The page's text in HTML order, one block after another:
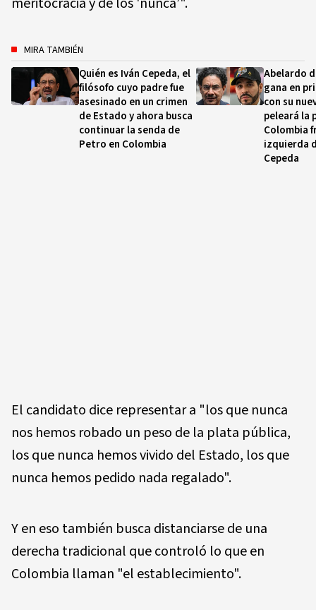
MIRA TAMBIÉN
Quién es Iván Cepeda, el
filósofo cuyo padre fue
asesinado en un crimen
de Estado y ahora busca
continuar la senda de
Petro en Colombia
Abelardo
gana en
con su
peleará la
Colombia
izquierda
Cepeda
El candidato dice representar a "los que nunca
nos hemos robado un peso de la plata pública,
los que nunca hemos vivido del Estado, los que
nunca hemos pedido nada regalado".
Y en eso también busca distanciarse de una
derecha tradicional que controló lo que en
Colombia llaman "el establecimiento".